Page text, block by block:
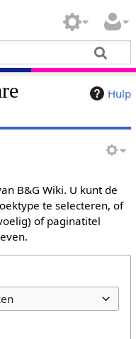
Hulp
B&G Wiki. U kunt de
te selecteren, of
of paginatitel